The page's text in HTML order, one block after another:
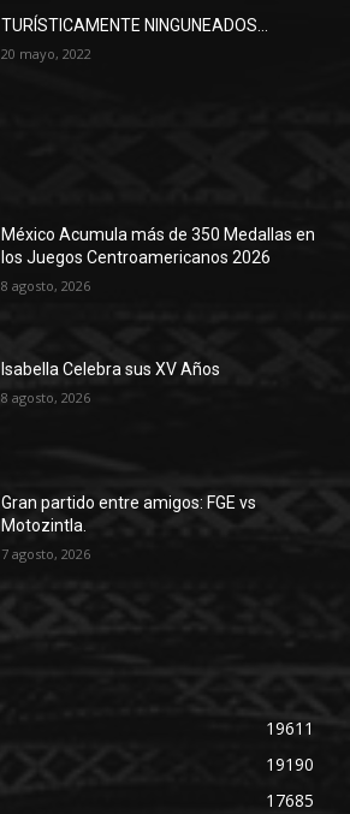
TURÍSTICAMENTE NINGUNEADOS…
20 mayo, 2022
México Acumula más de 350 Medallas en
los Juegos Centroamericanos 2026
8 agosto, 2026
Isabella Celebra sus XV Años
8 agosto, 2026
Gran partido entre amigos: FGE vs
Motozintla.
7 agosto, 2026
19611
19190
17685